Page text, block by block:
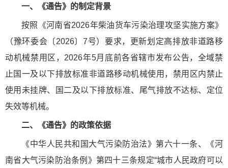
一、《通告》的制定背景
按照《河南省2026年柴油货车污染治理攻坚实施方案》
（豫环委会〔2026〕7号）要求，更新划定高排放非道路移
动机械禁用区，2026年5月底前各省辖市发布公告，全域禁
止国一及以下排放标准非道路移动机械使用，禁用区内禁止
使用未挂牌、国二及以下排放标准、尾气排放不达标、定位
失效等机械。
二、《通告》的政策依据
《中华人民共和国大气污染防治法》第六十一条、《河
南省大气污染防治条例》第四十三条规定“城市人民政府可以